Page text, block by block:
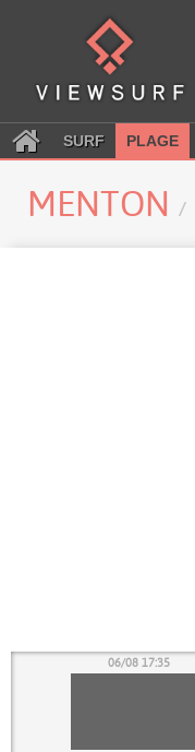
SURF PLAGE
MENTON
06/08 17:35